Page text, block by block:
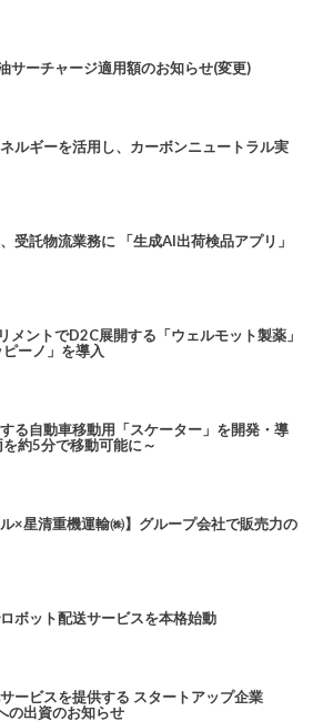
ーチャージ適用額のお知らせ(変更)
ルギーを活用し、カーボンニュートラル実
受託物流業務に 「生成AI出荷検品アプリ」
メントでD2C展開する「ウェルモット製薬」
ーノ」を導入
る自動車移動用「スケーター」を開発・導
約5分で移動可能に～
×星清重機運輸㈱】グループ会社で販売力の
ボット配送サービスを本格始動
ービスを提供する スタートアップ企業
の出資のお知らせ